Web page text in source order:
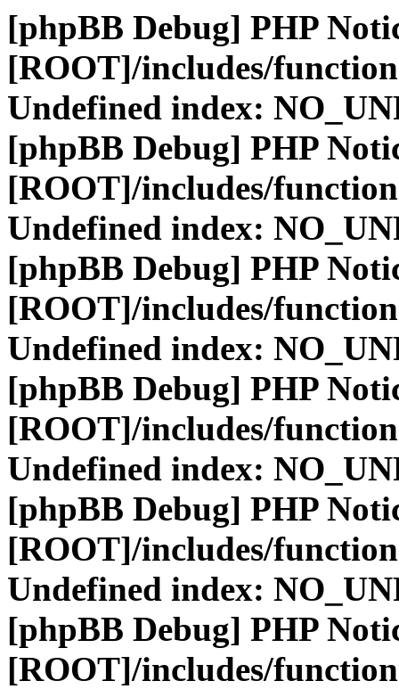
[phpBB Debug] PHP
[ROOT]/includes/
Undefined index:
[phpBB Debug] PHP
[ROOT]/includes/
Undefined index:
[phpBB Debug] PHP
[ROOT]/includes/
Undefined index:
[phpBB Debug] PHP
[ROOT]/includes/
Undefined index:
[phpBB Debug] PHP
[ROOT]/includes/
Undefined index:
[phpBB Debug] PHP
[ROOT]/includes/